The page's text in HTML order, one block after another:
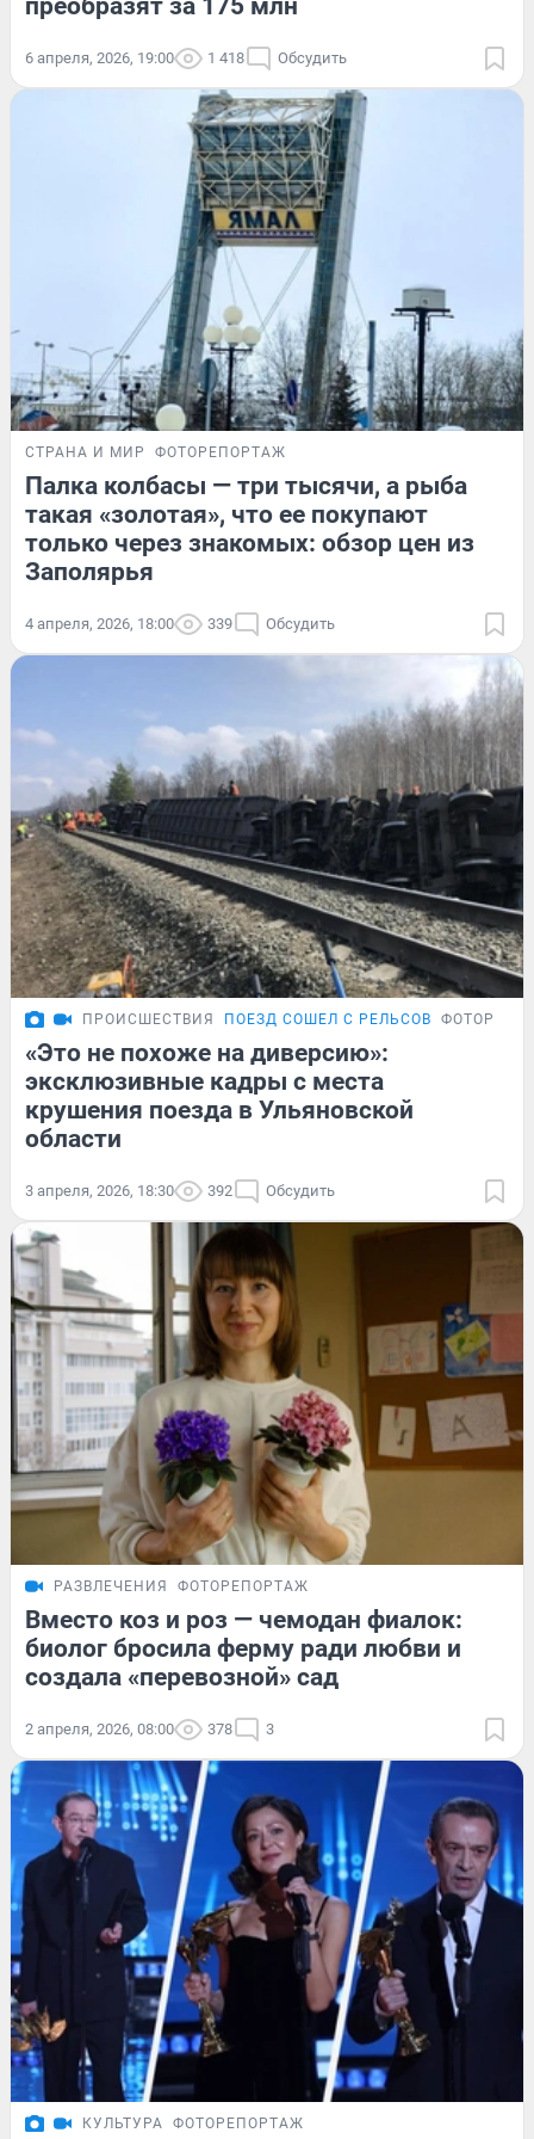
6 апреля, 2026, 19:00 1 418 Обсудить
СТРАНА И МИР ФОТОРЕПОРТАЖ
Палка колбасы — три тысячи, а рыба
такая «золотая», что ее покупают
только через знакомых: обзор цен из
Заполярья
4 апреля, 2026, 18:00 339 Обсудить
ПРОИСШЕСТВИЯ ПОЕЗД СОШЕЛ С РЕЛЬСОВ
«Это не похоже на диверсию»:
эксклюзивные кадры с места
крушения поезда в Ульяновской
области
3 апреля, 2026, 18:30 392 Обсудить
РАЗВЛЕЧЕНИЯ ФОТОРЕПОРТАЖ
Вместо коз и роз — чемодан фиалок:
биолог бросила ферму ради любви и
создала «перевозной» сад
2 апреля, 2026, 08:00 378 3
КУЛЬТУРА ФОТОРЕПОРТАЖ